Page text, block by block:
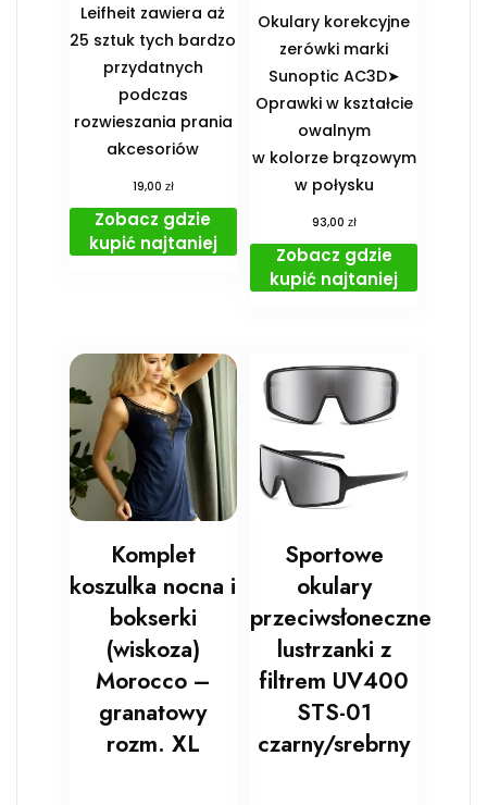
Leifheit zawiera aż
25 sztuk tych bardzo
przydatnych
podczas
rozwieszania prania
akcesoriów
19,00 zł
Zobacz gdzie
kupić najtaniej
Okulary korekcyjne
zerówki marki
Sunoptic AC3D➤
Oprawki w kształcie
owalnym
w kolorze brązowym
w połysku
93,00 zł
Zobacz gdzie
kupić najtaniej
Komplet
koszulka nocna i
bokserki
(wiskoza)
Morocco –
granatowy
rozm. XL
Sportowe
okulary
przeciwsłoneczne
lustrzanki z
filtrem UV400
STS-01
czarny/srebrny